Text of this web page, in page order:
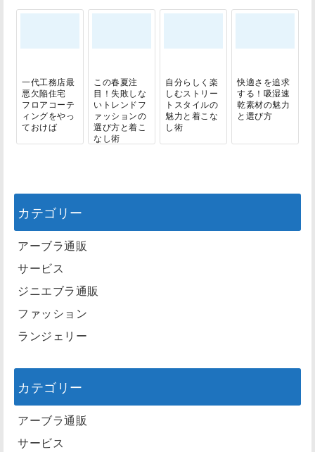
一代工務店最
悪欠陥住宅
フロアコーテ
ィングをやっ
ておけば
この春夏注
目！失敗しな
いトレンドフ
ァッションの
選び方と着こ
なし術
自分らしく楽
しむストリー
トスタイルの
魅力と着こな
し術
快適さを追求
する！吸湿速
乾素材の魅力
と選び方
カテゴリー
アーブラ通販
サービス
ジニエブラ通販
ファッション
ランジェリー
カテゴリー
アーブラ通販
サービス